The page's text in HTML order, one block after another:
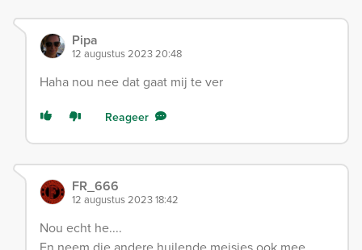
Pipa
12 augustus 2023 20:48
Haha nou nee dat gaat mij te ver
Reageer
FR_666
12 augustus 2023 18:42
Nou echt he....